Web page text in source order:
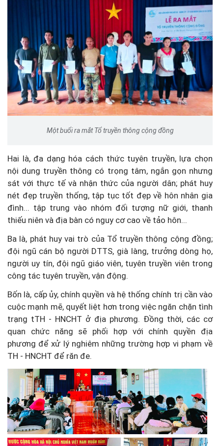
Một buổi ra mắt Tổ truyền thông cộng đồng
Hai là, đa dạng hóa cách thức tuyên truyền, lựa chọn
nội dung truyền thông có trọng tâm, ngắn gọn nhưng
sát với thực tế và nhận thức của người dân; phát huy
nét đẹp truyền thống, tập tục tốt đẹp về hôn nhân gia
đình... tập trung vào nhóm đối tượng nữ giới, thanh
thiếu niên và địa bàn có nguy cơ cao về tảo hôn...
Ba là, phát huy vai trò của Tổ truyền thông cộng đồng;
đội ngũ cán bộ người DTTS, già làng, trưởng dòng họ,
người uy tín, đội ngũ giáo viên, tuyên truyền viên trong
công tác tuyên truyền, vận động.
Bốn là, cấp ủy, chính quyền và hệ thống chính trị cần vào
cuộc mạnh mẽ, quyết liệt hơn trong việc ngăn chặn tình
trạng tTH - HNCHT ở địa phương. Đồng thời, các cơ
quan chức năng sẽ phối hợp với chính quyền địa
phương để xử lý nghiêm những trường hợp vi phạm về
TH - HNCHT để răn đe.